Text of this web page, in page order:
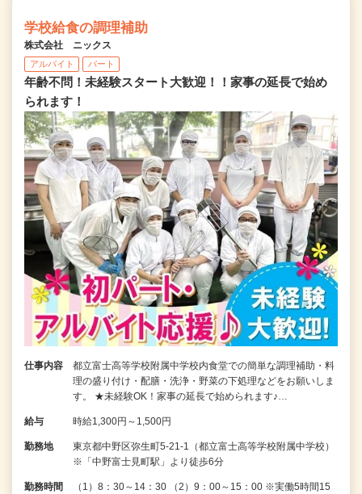
学校給食の調理補助
株式会社 ニックス
アルバイト パート
年齢不問！未経験スタート大歓迎！！家事の延長で始め
られます！
仕事内容
都立富士高等学校附属中学校内食堂での簡単な調理補助・料
理の盛り付け・配膳・洗浄・野菜の下処理などをお願いしま
す。 ★未経験OK！家事の延長で始められます♪…
給与 時給1,300円～1,500円
勤務地
東京都中野区弥生町5-21-1（都立富士高等学校附属中学校）
※「中野富士見町駅」より徒歩6分
勤務時間
（1）8：30～14：30 （2）9：00～15：00 ※実働5時間15